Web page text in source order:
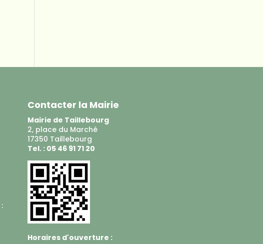
Contacter la Mairie
Mairie de Taillebourg
2, place du Marché
17350 Taillebourg
Tel. : 05 46 91 71 20
Horaires d'ouverture :